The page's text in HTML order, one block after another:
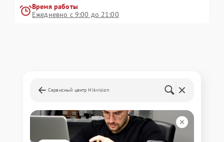
Время работы
Ежедневно с 9:00 до 21:00
Сервисный центр Hikvision